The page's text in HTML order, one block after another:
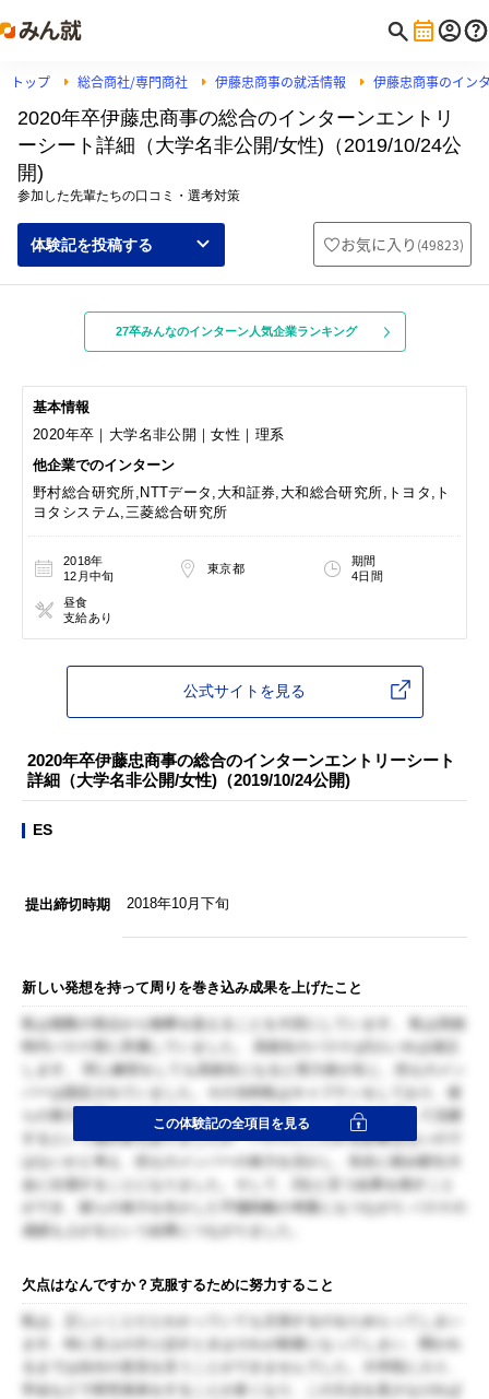
トップ 総合商社/専門商社 伊藤忠商事の就活情報 伊藤忠商事のイン
2020年卒伊藤忠商事の総合のインターンエントリ
ーシート詳細（大学名非公開/女性)（2019/10/24公
開)
参加した先輩たちの口コミ・選考対策
体験記を投稿する お気に入り (49823)
27卒みんなのインターン人気企業ランキング
基本情報
2020年卒｜大学名非公開｜女性｜理系
他企業でのインターン
野村総合研究所,NTTデータ,大和証券,大和総合研究所,トヨタ,ト
ヨタシステム,三菱総合研究所
2018年
12月中旬
東京都
期間
4日間
昼食
支給あり
公式サイトを見る
2020年卒伊藤忠商事の総合のインターンエントリーシート
詳細（大学名非公開/女性)（2019/10/24公開)
ES
提出締切時期 2018年10月下旬
新しい発想を持って周りを巻き込み成果を上げたこと
私は複数の視点から物事を捉えることを大切にしています。 私は高校
時代バスケ部に所属していました。 高校生のバスケは5人いれば成立
します。 同じ練習をしても高校生になると実力差が生じ、控えのメン
バーは固定されていました。その当時私はキャプテンをしており、彼
らの努力を実らせる方法はないかと考えました。試合に出場して活躍
するという選択肢もありましたが、バスケにこだわる必要はないので
はないかと考え、控えのメンバーの体力を活かし、先生に頼み駅伝大
会に出場することになりました。そして、2位と言う結果を残すこと
ができ、彼らの体力を生かした守備戦略の考案にもつながり バスケの
成績も上がるという結果につながりました。
この体験記の全項目を見る
欠点はなんですか？克服するために努力すること
私は、正しいことだとわかっていても主張するのをためらってしまい
ます。特に目上の方と話すときはそれが顕著になってしまい、聞かれ
るまでは自分の意見を言うことができませんでした。大学院に入り、
学会などで研究発表をすることが多くなり、この欠点を直さなければ